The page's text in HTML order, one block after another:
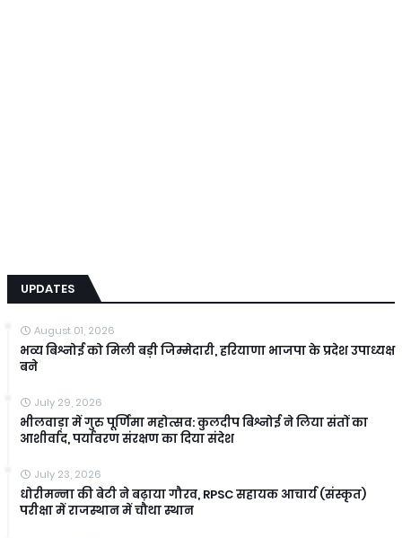
UPDATES
August 01, 2026
भव्य बिश्नोई को मिली बड़ी जिम्मेदारी, हरियाणा भाजपा के प्रदेश उपाध्यक्ष
बने
July 29, 2026
भीलवाड़ा में गुरु पूर्णिमा महोत्सव: कुलदीप बिश्नोई ने लिया संतों का
आशीर्वाद, पर्यावरण संरक्षण का दिया संदेश
July 23, 2026
धोरीमन्ना की बेटी ने बढ़ाया गौरव, RPSC सहायक आचार्य (संस्कृत)
परीक्षा में राजस्थान में चौथा स्थान